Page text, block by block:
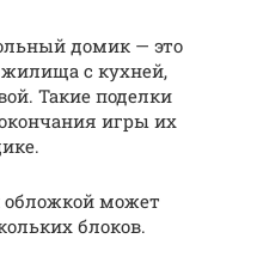
домик — это
с кухней,
Такие поделки
игры их
может
блоков.